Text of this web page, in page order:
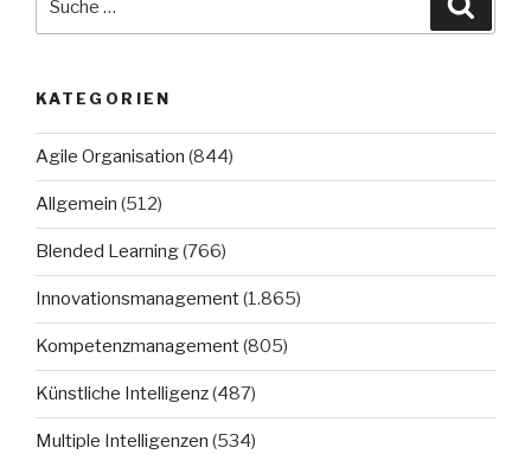
KATEGORIEN
Agile Organisation (844)
Allgemein (512)
Blended Learning(766)
Innovationsmanagement(1.865)
Kompetenzmanagement(805)
Künstliche Intelligenz(487)
Multiple Intelligenzen (534)